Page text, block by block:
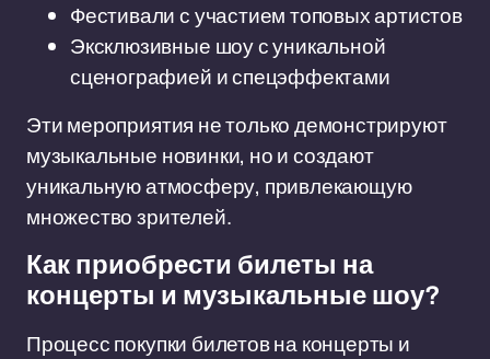
Фестивали с участием топовых артистов
Эксклюзивные шоу с уникальной
сценографией и спецэффектами
Эти мероприятия не только демонстрируют
музыкальные новинки, но и создают
уникальную атмосферу, привлекающую
множество зрителей.
Как приобрести билеты на
концерты и музыкальные шоу?
Процесс покупки билетов на концерты и